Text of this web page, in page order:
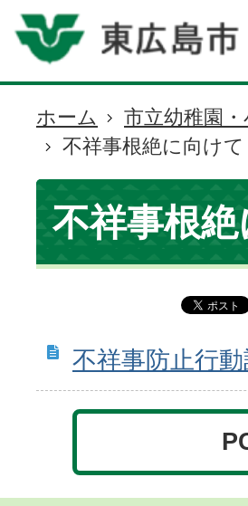
現
在
の
位
置
ホーム 市立幼稚園
不祥事根絶に向けて
不祥事根
不祥事防止行